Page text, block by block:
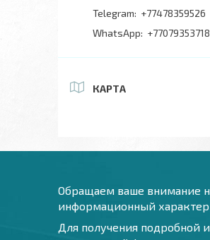
+77478359526
+77079353718
КАРТА
Обращаем ваше внимание
информационный характер
Для получения подробной